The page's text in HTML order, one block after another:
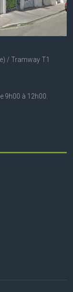
/ Tramway T1
9h00 à 12h00.